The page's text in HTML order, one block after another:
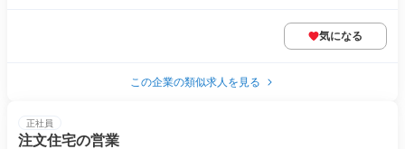
気になる
この企業の類似求人を見る
正社員
注文住宅の営業